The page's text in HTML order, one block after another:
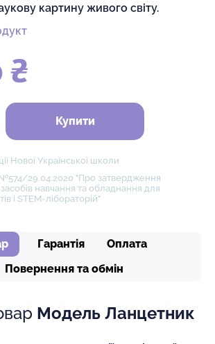
картину живого світу.
₴
Купити
Нової Української школи
№574/29.04.2020 "Про затвердження
навчання та обладнання для
і STEM-лібораторій"
Гарантія
Оплата
Повернення та обмін
Модель Ланцетник